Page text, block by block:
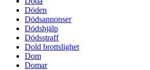
Döden
Dödsannonser
Dödshjälp
Dödsstraff
Dold brottslighet
Dom
Domar